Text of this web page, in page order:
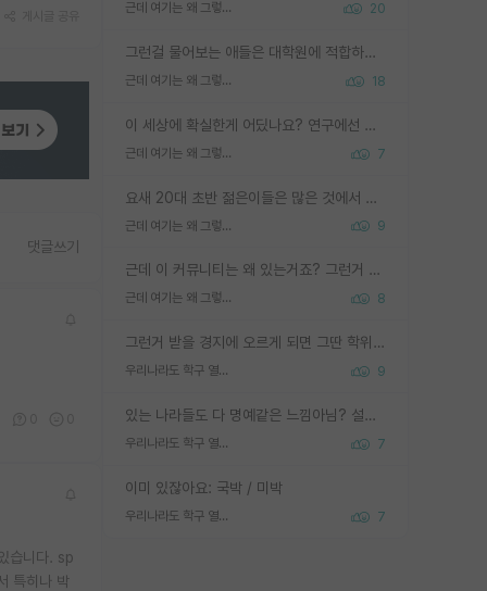
근데 여기는 왜 그렇게 SPK를 물어보는거임? 20
그런걸 물어보는 애들은 대학원에 적합하지 않다
근데 여기는 왜 그렇게 SPK를 물어보는거임? 18
이 세상에 확실한게 어딨나요? 연구에선 특히 더 그런데 그럼 본인 연구가 결과가 나와서 탑저널 실린다는 확실함이 없으면 연구도 안하실건가요?
근데 여기는 왜 그렇게 SPK를 물어보는거임? 7
요새 20대 초반 젊은이들은 많은 것에서 가성비를 따지더라고요. 내가 이 정도 인풋을 넣었을 때 그만큼 아웃풋이 나올 것인가? 사실 아웃풋이 인풋 대비 리니어하게 나오지 않는 영역을 시도하기 싫어한다는 느낌입니다.
근데 여기는 왜 그렇게 SPK를 물어보는거임? 9
근데 이 커뮤니티는 왜 있는거죠? 그런거 쉽게 물어볼수있어서 있는거 아닌가요? 그렇게 보기 싫으면 커뮤니티도 하지마시지 그러면
근데 여기는 왜 그렇게 SPK를 물어보는거임? 8
그런거 받을 경지에 오르게 되면 그딴 학위명이 필요없음
우리나라도 학구 열풍보면 Higher Doctorate 학위가 필요하다고 봅니다. 9
있는 나라들도 다 명예같은 느낌아님? 설마 박사끼리 등급나눠서 학위수여하자 같은 헛소리는 아니지? ㅋㅋ
우리나라도 학구 열풍보면 Higher Doctorate 학위가 필요하다고 봅니다. 7
이미 있잖아요: 국박 / 미박
우리나라도 학구 열풍보면 Higher Doctorate 학위가 필요하다고 봅니다. 7
댓글쓰기
습니다. sp
특히나 박